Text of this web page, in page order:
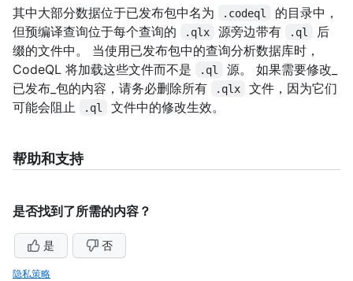
其中大部分数据位于已发布包中名为
.codeql
的目录中，
但预编译查询位于每个查询的
.qlx 源旁边带有 .ql
后
缀的文件中。 当使用已发布包中的查询分析数据库时，
CodeQL 将加载这些文件而不是
.ql
源。 如果需要修改_
已发布_包的内容，请务必删除所有
.qlx
文件，因为它们
可能会阻止
.ql 文件中的修改生效。
帮助和支持
是否找到了所需的内容？
是 否
隐私策略